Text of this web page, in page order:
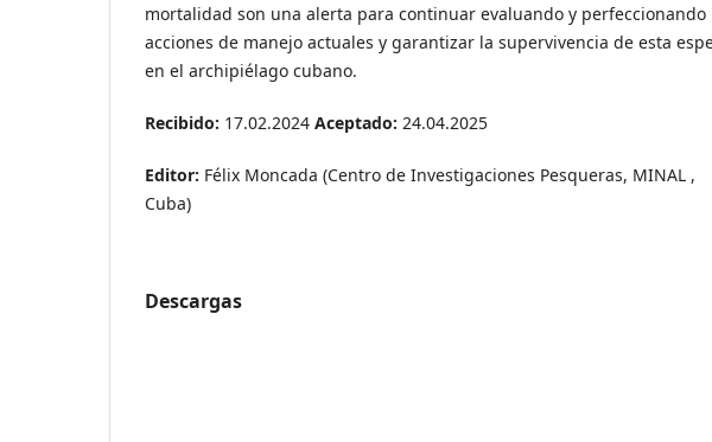
mortalidad son una alerta para continuar evaluando y perfeccionando
acciones de manejo actuales y garantizar la supervivencia de esta
en el archipiélago cubano.
Recibido: 17.02.2024 Aceptado: 24.04.2025
Editor: Félix Moncada (Centro de Investigaciones Pesqueras, MINAL ,
Cuba)
Descargas